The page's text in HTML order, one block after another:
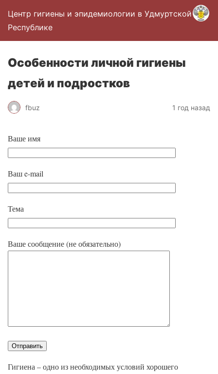
Центр гигиены и эпидемиологии в Удмуртской
Республике
Особенности личной гигиены
детей и подростков
fbuz 1 год назад
Ваше имя
Ваш e-mail
Тема
Ваше сообщение (не обязательно)
Гигиена – одно из необходимых условий хорошего